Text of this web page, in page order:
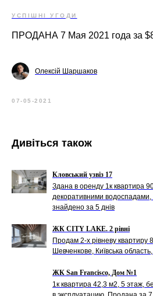
УСПІШНІ УГОДИ
ПРОДАНА 7 Мая 2021 года за
Олексій Шаршаков
07-05-2021
Дивіться також
Кловський узвіз 17
Здана в оренду 1к квартира
декоративними
знайдено за 5 днів
ЖК CITY LAKE. 2 рівні
Продам 2-х рівневу
Шевченкове, Київська
ЖК San Francisco, Дом №1
1к квартира 42,3 м2, 5 этаж,